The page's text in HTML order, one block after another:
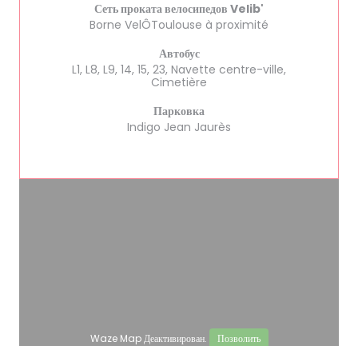
Сеть проката велосипедов Velib'
Borne VelÔToulouse à proximité
Автобус
L1, L8, L9, 14, 15, 23, Navette centre-ville,
Cimetière
Парковка
Indigo Jean Jaurès
Waze Map Деактивирован. Позволить